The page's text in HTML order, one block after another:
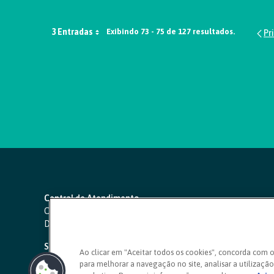
3 Entradas Exibindo 73 - 75 de 127 resultados.
Central de Atendimento
Capitais e regiões metropolitanas:
Demais localidades:
SAC 24 horas
Ouvidoria
Ao clicar em "Aceitar todos os cookies", concorda com
para melhorar a navegação no site, analisar a